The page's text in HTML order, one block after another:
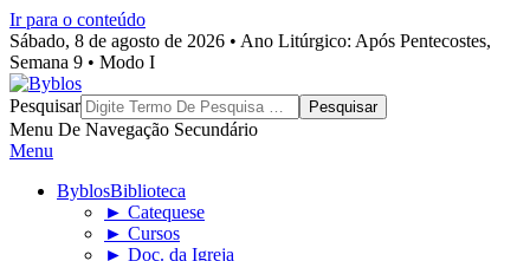
Ir para o conteúdo
Sábado, 8 de agosto de 2026 • Ano Litúrgico: Após Pentecostes,
Semana 9 • Modo I
Byblos
Pesquisar
Menu De Navegação Secundário
Menu
ByblosBiblioteca
► Catequese
► Cursos
► Doc. da Igreja